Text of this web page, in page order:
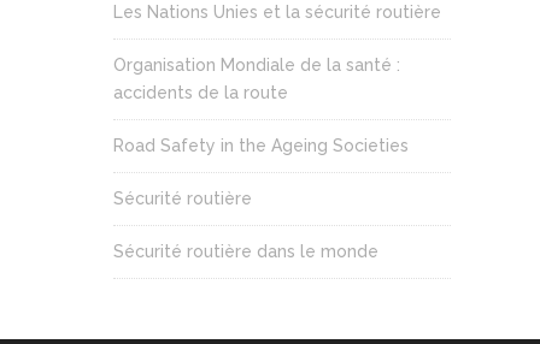
Les Nations Unies et la sécurité routière
Organisation Mondiale de la santé :
accidents de la route
Road Safety in the Ageing Societies
Sécurité routière
Sécurité routière dans le monde